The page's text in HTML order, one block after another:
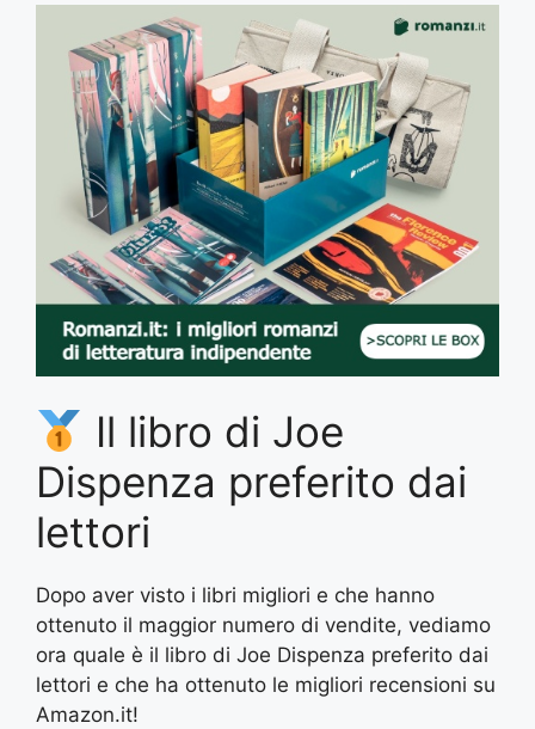
Il libro di Joe
Dispenza preferito dai
lettori
Dopo aver visto i libri migliori e che hanno
ottenuto il maggior numero di vendite, vediamo
ora quale è il libro di Joe Dispenza preferito dai
lettori e che ha ottenuto le migliori recensioni su
Amazon.it!